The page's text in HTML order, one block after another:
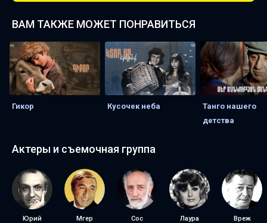
ВАМ ТАКЖЕ МОЖЕТ ПОНРАВИТЬСЯ
Гикор Кусочек неба
Танго нашего
детства
Актеры и съемочная группа
Юрий
Мгер
Сос
Лаура
Вреж